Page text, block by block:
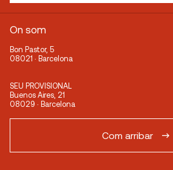
On som
Bon Pastor, 5
08021 · Barcelona
SEU PROVISIONAL
Buenos Aires, 21
08029 · Barcelona
Com arribar